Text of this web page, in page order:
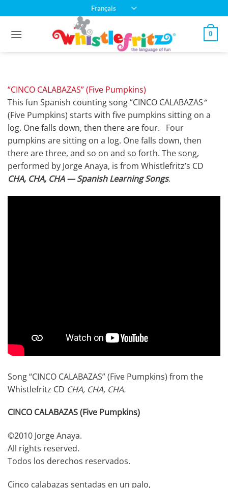
au
contenu
Français
0
“CINCO CALABAZAS” (Five Pumpkins)
This fun Spanish counting song “CINCO CALABAZAS“
(Five Pumpkins) starts with five pumpkins sitting on a
log. One falls down, then there are four. Four
pumpkins are sitting on a log. One falls down, then
there are three, and so on and so forth. The song,
performed by Jorge Anaya, is from Whistlefritz’s CD
CHA, CHA, CHA — Spanish Learning Songs.
Song “CINCO CALABAZAS” (Five Pumpkins) from the
Whistlefritz CD CHA, CHA, CHA.
CINCO CALABAZAS (Five Pumpkins)
©2010 Jorge Anaya.
All rights reserved.
Todos los derechos reservados.
Cinco calabazas sentadas en un palo,